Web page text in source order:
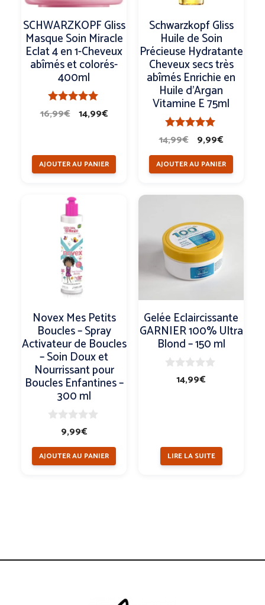
SCHWARZKOPF Gliss
Masque Soin Miracle
Eclat 4 en 1-Cheveux
abîmés et colorés-
400ml
5.00
sur 5
16,99€ Le
était :
16,99€.
14,99€Le
est :
14,99€.
AJOUTER AU PANIER
Schwarzkopf Gliss
Huile de Soin
Précieuse Hydratante
Cheveux secs très
abîmés Enrichie en
Huile d’Argan
Vitamine E 75ml
5.00
sur 5
14,99€ Le
prix
initial
9,99€Le
prix
actuel
9,99€.
AJOUTER AU PANIER
Novex Mes Petits
Boucles – Spray
Activateur de Boucles
– Soin Doux et
Nourrissant pour
Boucles Enfantines –
300 ml
u
r
5
9,99€
AJOUTER AU PANIER
Gelée Eclaircissante
GARNIER 100% Ultra
Blond – 150 ml
14,99€
LIRE LA SUITE